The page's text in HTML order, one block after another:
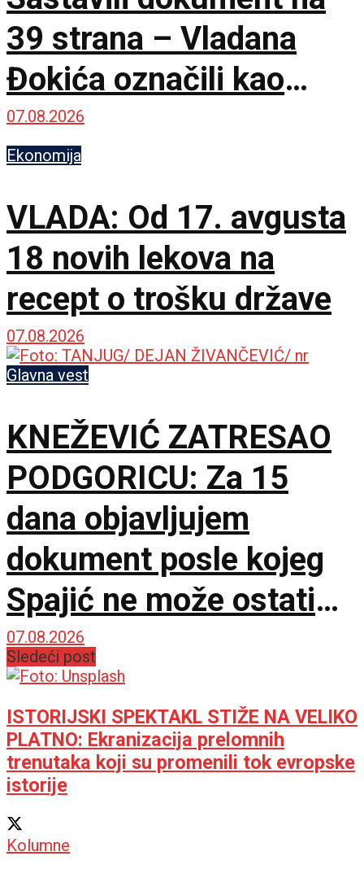
39 strana – Vladana
Đokića označili kao
visokorizičnog
07.08.2026
Ekonomija
VLADA: Od 17. avgusta
18 novih lekova na
recept o trošku države
07.08.2026
Glavna vest
KNEŽEVIĆ ZATRESAO
PODGORICU: Za 15
dana objavljujem
dokument posle kojeg
Spajić ne može ostati
premijer
07.08.2026
Sledeći post
ISTORIJSKI SPEKTAKL STIŽE NA VELIKO
PLATNO: Ekranizacija prelomnih
trenutaka koji su promenili tok evropske
istorije
Kolumne